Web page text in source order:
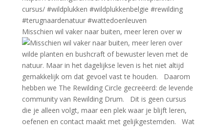
Misschien wil vaker naar buiten, meer leren over w